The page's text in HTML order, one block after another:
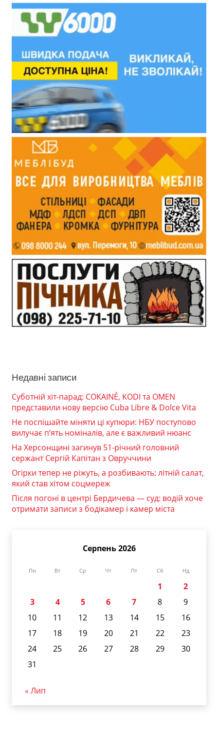
Недавні записи
Суботній хіт-парад: COKAINÉ, KODI та OMEN
представили нову версію Cuba Libre & Dolce Vita
Не поспішайте міняти ці купюри: НБУ поступово
вилучає п’ять номіналів, але є важливий нюанс
На Херсонщині загинув 51-річний головний
сержант Сергій Капітан з Овруччини
Огірки тепер не ріжуть, а розбивають: літній салат,
який став хітом соцмереж
Після погоні в центрі Бердичева — суд: водій хоче
отримати записи з бодікамер і камер міста
Серпень 2026
Пн Вт Ср Чт Пт Сб Нд
1
2
3
4 5 6 7 8
9
10
11 12 13 14 15
16
17
18 19 20 21 22
23
24
25 26 27 28 29
30
31
« Лип